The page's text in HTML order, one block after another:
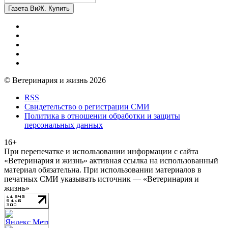
Газета ВиЖ. Купить
© Ветеринария и жизнь 2026
RSS
Свидетельство о регистрации СМИ
Политика в отношении обработки и защиты
персональных данных
16+
При перепечатке и использовании информации с сайта
«Ветеринария и жизнь» активная ссылка на использованный
материал обязательна. При использовании материалов в
печатных СМИ указывать источник — «Ветеринария и
жизнь»